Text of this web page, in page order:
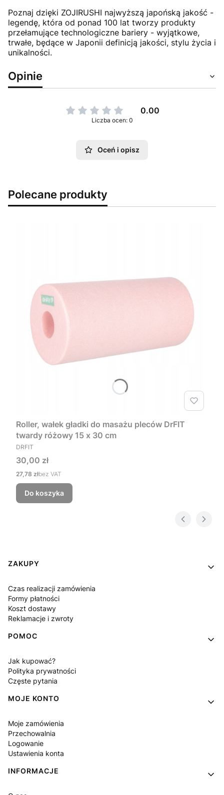
Poznaj dzięki ZOJIRUSHI najwyższą japońską jakość -
legendę, która od ponad 100 lat tworzy produkty
przełamujące technologiczne bariery - wyjątkowe,
trwałe, będące w Japonii definicją jakości, stylu życia i
unikalności.
Opinie
0.00
Liczba ocen: 0
Oceń i opisz
Polecane produkty
Roller, wałek gładki do masażu pleców DrFIT
twardy różowy 15 x 30 cm
PRODUCENT
DRFIT
Cena
30,00 zł
Cena
27,78 złbez VAT
Do koszyka
Linki w stopce
ZAKUPY
Czas realizacji zamówienia
Formy płatności
Koszt dostawy
Reklamacje i zwroty
POMOC
Jak kupować?
Polityka prywatności
Częste pytania
MOJE KONTO
Moje zamówienia
Przechowalnia
Logowanie
Ustawienia konta
INFORMACJE